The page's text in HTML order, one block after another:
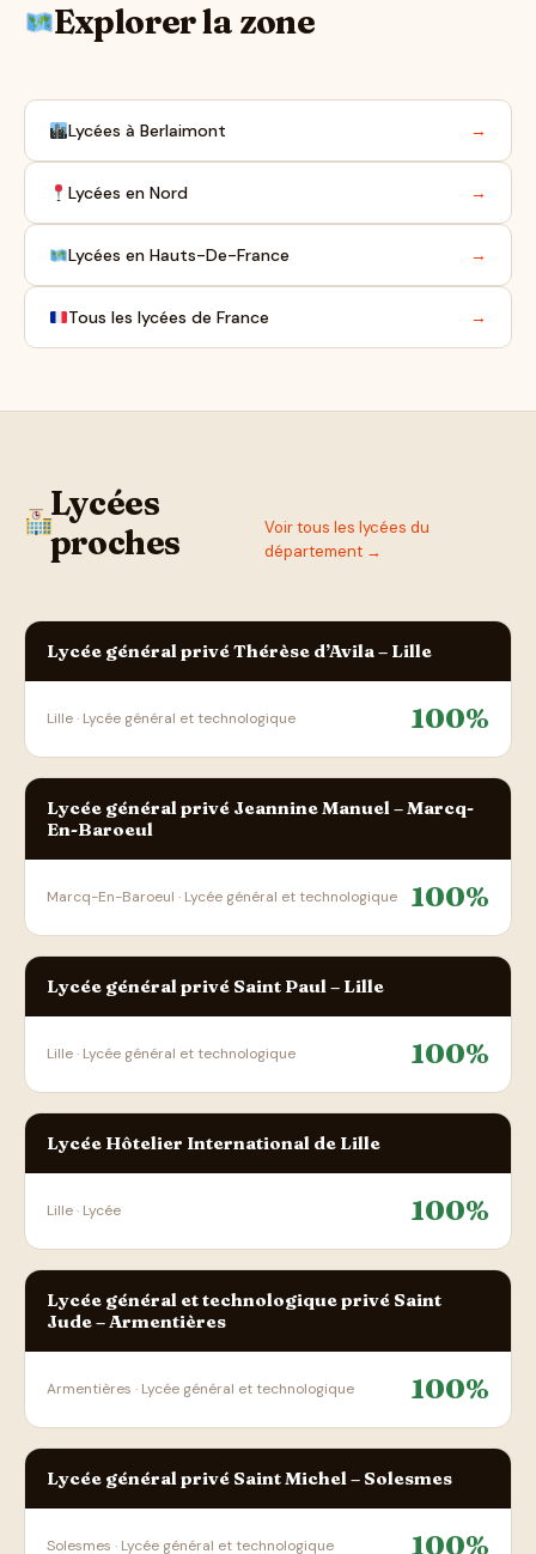
Explorer la zone
Lycées à Berlaimont →
Lycées en Nord →
Lycées en Hauts-De-France →
Tous les lycées de France →
Lycées
proches
Voir tous les lycées du
département →
Lycée général privé Thérèse d’Avila – Lille
Lille · Lycée général et technologique 100%
Lycée général privé Jeannine Manuel – Marcq-
En-Baroeul
Marcq-En-Baroeul · Lycée général et technologique 100%
Lycée général privé Saint Paul – Lille
Lille · Lycée général et technologique 100%
Lycée Hôtelier International de Lille
Lille · Lycée 100%
Lycée général et technologique privé Saint
Jude – Armentières
Armentières · Lycée général et technologique 100%
Lycée général privé Saint Michel – Solesmes
Solesmes · Lycée général et technologique 100%